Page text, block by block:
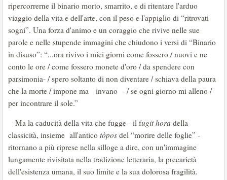
ripercorrerne il binario morto, smarrito, e di ritentare l'arduo
viaggio della vita e dell'arte, con il peso e l'appiglio di “ritrovati
sogni”. Una forza d'animo e un coraggio che rivive nelle sue
parole e nelle stupende immagini che chiudono i versi di “Binario
in disuso”: “...ora rivivo i miei giorni come fossero / nuovi e ne
conto le ore / come fossero monete d'oro / da spendere con
parsimonia- / spero soltanto di non diventare / schiava della paura
che la morte / impone ma invano - / se ogni giorno mi alleno /
per incontrare il sole.”
Ma la caducità della vita che fugge - il fugit hora della
classicità, insieme all'antico tòpos del “morire delle foglie” -
ritornano a più riprese nella silloge a dire, con un'immagine
lungamente rivisitata nella tradizione letteraria, la precarietà
dell'esistenza umana, il suo limite e la sua dolorosa fragilità.